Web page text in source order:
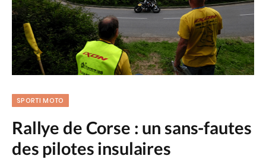
SPORTI MOTO
Rallye de Corse : un sans-fautes
des pilotes insulaires